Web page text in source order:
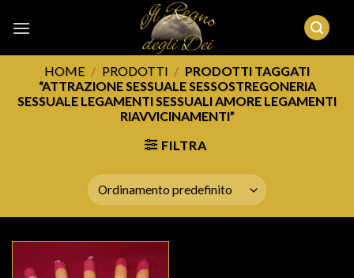
HOME / PRODOTTI / PRODOTTI TAGGATI
“ATTRAZIONE SESSUALE SESSOSTREGONERIA
SESSUALE LEGAMENTI SESSUALI AMORE LEGAMENTI
RIAVVICINAMENTI”
FILTRA